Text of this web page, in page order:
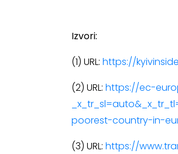
Izvori:
(1) URL: https://
(2) URL: https://ec-
poorest-country-in-
(3) URL: https://